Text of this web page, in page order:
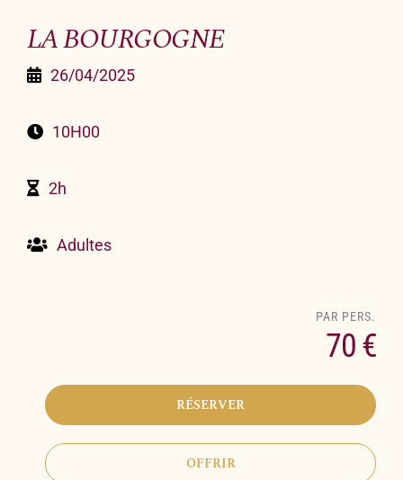
LA BOURGOGNE
26/04/2025
10H00
2h
Adultes
70 €
RÉSERVER
OFFRIR